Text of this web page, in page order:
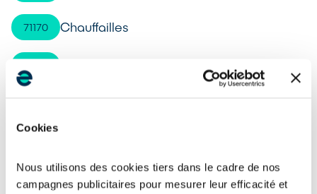
Cookies
Nous utilisons des cookies tiers dans le cadre de nos
campagnes publicitaires pour mesurer leur efficacité et
71170 Chauffailles
71230 Saint-Vallier